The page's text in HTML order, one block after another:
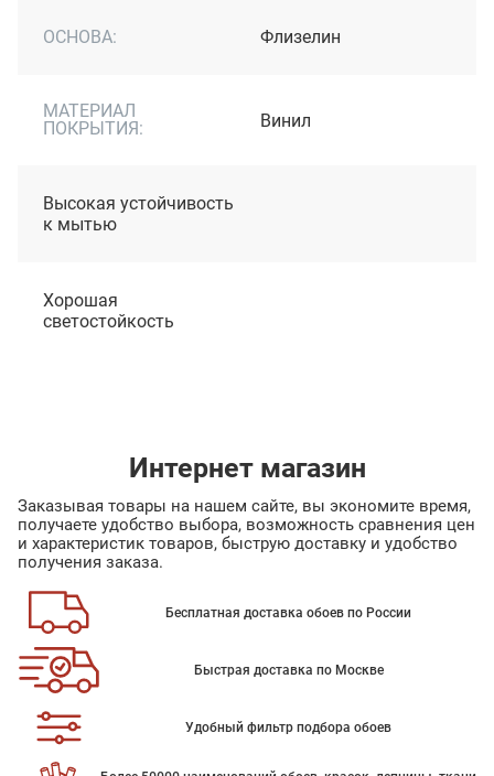
ОСНОВА: Флизелин
МАТЕРИАЛ
ПОКРЫТИЯ:
Винил
Высокая устойчивость
к мытью
Хорошая
светостойкость
Интернет магазин
Заказывая товары на нашем сайте, вы экономите время,
получаете удобство выбора, возможность сравнения цен
и характеристик товаров, быструю доставку и удобство
получения заказа.
Бесплатная доставка обоев по России
Быстрая доставка по Москве
Удобный фильтр подбора обоев